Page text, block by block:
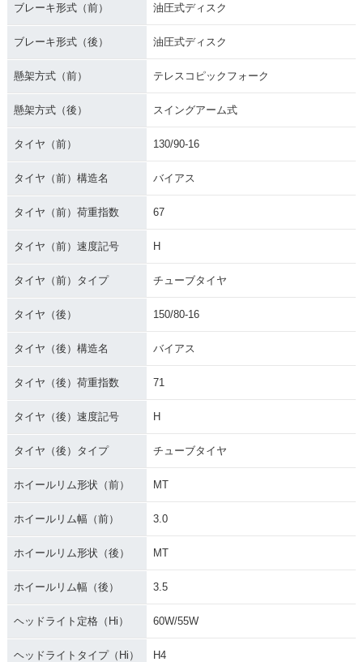
ブレーキ形式（前） 油圧式ディスク
ブレーキ形式（後） 油圧式ディスク
懸架方式（前） テレスコピックフォーク
懸架方式（後） スイングアーム式
タイヤ（前） 130/90-16
タイヤ（前）構造名 バイアス
タイヤ（前）荷重指数 67
タイヤ（前）速度記号 H
タイヤ（前）タイプ チューブタイヤ
タイヤ（後） 150/80-16
タイヤ（後）構造名 バイアス
タイヤ（後）荷重指数 71
タイヤ（後）速度記号 H
タイヤ（後）タイプ チューブタイヤ
ホイールリム形状（前） MT
ホイールリム幅（前） 3.0
ホイールリム形状（後） MT
ホイールリム幅（後） 3.5
ヘッドライト定格（Hi） 60W/55W
ヘッドライトタイプ（Hi） H4